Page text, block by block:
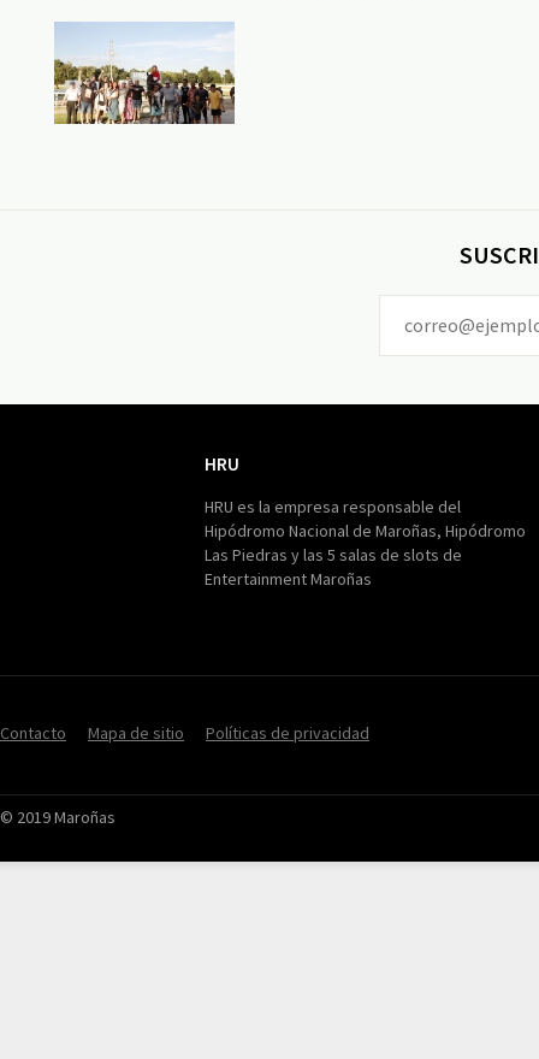
HRU
HRU es la empresa responsable del
Hipódromo Nacional de Maroñas, Hipódromo
Las Piedras y las 5 salas de slots de
Entertainment Maroñas
Contacto Mapa de sitio Políticas de privacidad
© 2019 Maroñas